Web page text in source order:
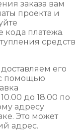
заказа вам
проекта и
кода платежа.
средств
его
помощью
до 18.00 по
адресу
Это может
адрес.